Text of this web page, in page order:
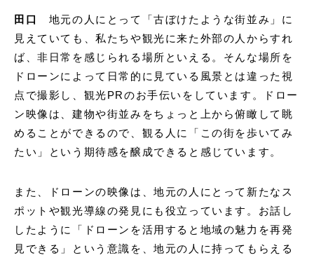
田口
地元の人にとって「古ぼけたような街並み」に
見えていても、私たちや観光に来た外部の人からすれ
ば、非日常を感じられる場所といえる。そんな場所を
ドローンによって日常的に見ている風景とは違った視
点で撮影し、観光PRのお手伝いをしています。ドロー
ン映像は、建物や街並みをちょっと上から俯瞰して眺
めることができるので、観る人に「この街を歩いてみ
たい」という期待感を醸成できると感じています。
また、ドローンの映像は、地元の人にとって新たなス
ポットや観光導線の発見にも役立っています。お話し
したように「ドローンを活用すると地域の魅力を再発
見できる」という意識を、地元の人に持ってもらえる